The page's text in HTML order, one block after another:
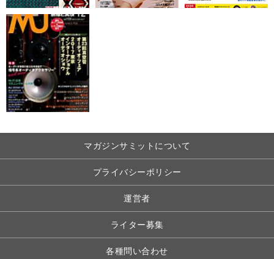
マガジンサミットについて
プライバシーポリシー
運営者
ライター募集
各種問い合わせ